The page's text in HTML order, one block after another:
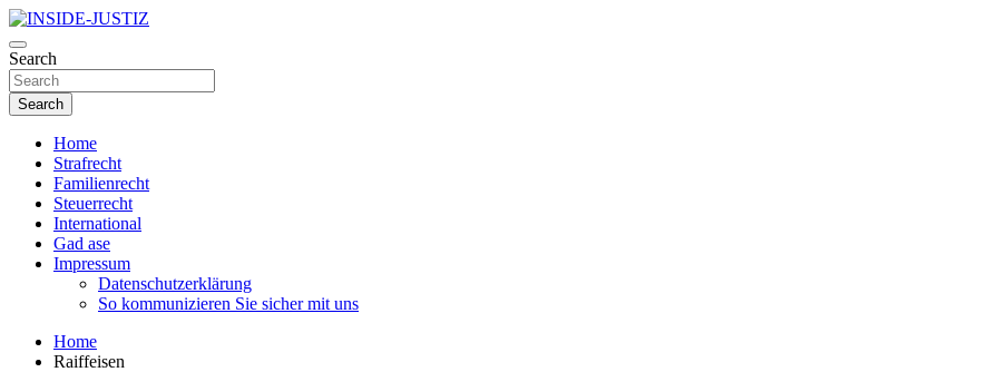
Skip
to
content
INSIDE-JUSTIZ
Investigativer Journalismus zur Dritten Gewalt
Search
Search
Home
Strafrecht
Familienrecht
Steuerrecht
International
Gad ase
Impressum
Datenschutzerklärung
So kommunizieren Sie sicher mit uns
Home
Raiffeisen